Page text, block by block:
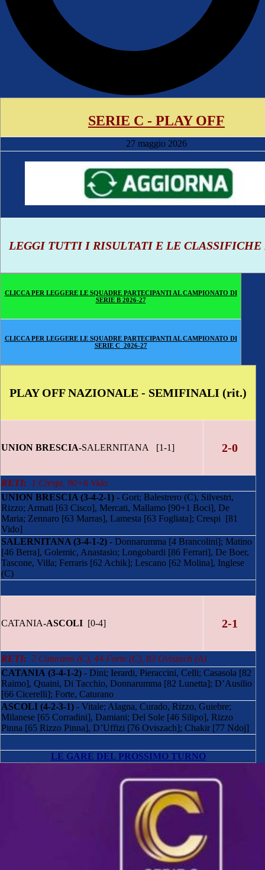
SERIE C - PLAY OFF
27 maggio 2026
LEGGI TUTTI I RISULTATI E LE
CLICCA PER LEGGERE LE SQUADRE PARTECIPANTI AL CAMPIONATO DI
SERIE B 2026-27
CLICCA PER LEGGERE LE SQUADRE PARTECIPANTI AL CAMPIONATO DI
SERIE C 2026-27
PLAY OFF NAZIONALE - SEMIFINALI (rit.)
UNION BRESCIA-SALERNITANA [1-1] 2-0
RETI: 1 Crespi, 90+6 Vido
UNION BRESCIA (3-4-2-1) - Gori; Balestrero (C), Silvestri,
Rizzo; Armati [63 Cisco], Mercati, Mallamo [90+1 Boci], De
Maria; Zennaro [63 Marras], Lamesta [63 Fogliata]; Crespi [81
Vido]
SALERNITANA (3-4-1-2) - Donnarumma [4 Brancolini]; Matino
[46 Berra], Golemic, Anastasio; Longobardi [86 Ferrari], De Boer,
Tascone, Villa; Ferraris [62 Achik]; Lescano [62 Molina], Inglese
(C)
CATANIA-ASCOLI [0-4] 2-1
RETI: 7 Caturano (C), 44 Forte (C), 83 Oviszach (A)
CATANIA (3-4-1-2) - Dini; Ierardi, Pieraccini, Celli; Casasola [82
Raimo], Quaini, Di Tacchio, Donnarumma [82 Lunetta]; D’Ausilio
[66 Cicerelli]; Forte, Caturano
ASCOLI (4-2-3-1) - Vitale; Alagna, Curado, Rizzo, Guiebre;
Milanese [65 Corradini], Damiani; Del Sole [46 Silipo], Rizzo
Pinna [65 Rizzo Pinna], D’Uffizi [76 Oviszach]; Chakir [77 Ndoj]
LE GARE DEL PROSSIMO TURNO